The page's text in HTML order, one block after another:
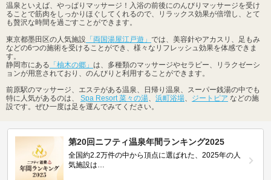
温泉といえば、やっぱりマッサージ！入浴の前後にのんびりマッサージを受け
ることで筋肉をしっかりほぐしてくれるので、リラックス効果が倍増し、とて
も贅沢な時間を過ごすことができます。
東京都墨田区の人気施設 「両国湯屋江戸遊」 では、美容針やアカスリ、足もみ
などの6つの施術を受けることができ、様々なリフレッシュ効果を体感できま
す。
静岡市にある 「柚木の郷」 は、多種類のマッサージやセラピー、リラクゼーシ
ョンが用意されており、のんびりと利用することができます。
前原駅のマッサージ、エステがある温泉、日帰り温泉、スーパー銭湯の中でも
特に人気があるのは、 Spa Resort 菜々の湯 浜町浴場 ジートピア などの施
設です。ぜひ一度は足を運んでみてください。
第20回ニフティ温泉年間ランキング2025
全国約2.2万件の中から頂点に選ばれた、2025年の人
気施設は…